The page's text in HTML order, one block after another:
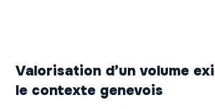
Valorisation d’un volume
le contexte genevois